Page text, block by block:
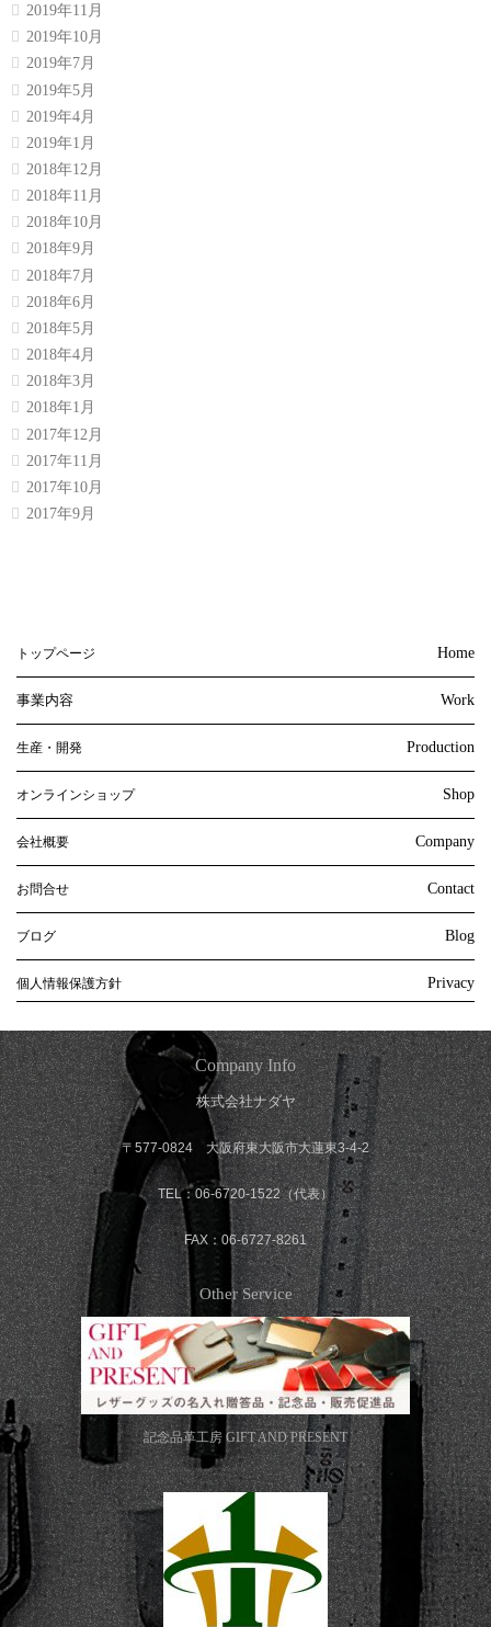
2019年11月
2019年10月
2019年7月
2019年5月
2019年4月
2019年1月
2018年12月
2018年11月
2018年10月
2018年9月
2018年7月
2018年6月
2018年5月
2018年4月
2018年3月
2018年1月
2017年12月
2017年11月
2017年10月
2017年9月
トップページ Home
事業内容 Work
生産・開発 Production
オンラインショップ Shop
会社概要 Company
お問合せ Contact
ブログ Blog
個人情報保護方針 Privacy
Company Info
株式会社ナダヤ
〒577-0824 大阪府東大阪市大蓮東3-4-2
TEL：06-6720-1522（代表）
FAX：06-6727-8261
Other Service
記念品革工房 GIFT AND PRESENT